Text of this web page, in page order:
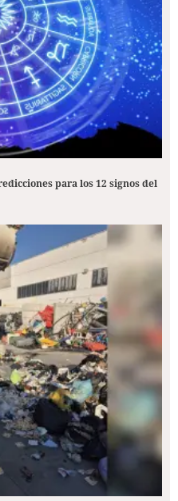
para los 12 signos del